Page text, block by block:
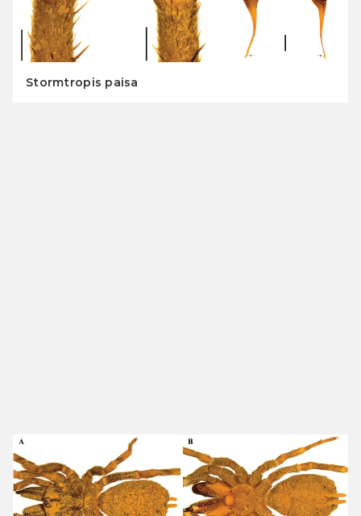
Stormtropis paisa